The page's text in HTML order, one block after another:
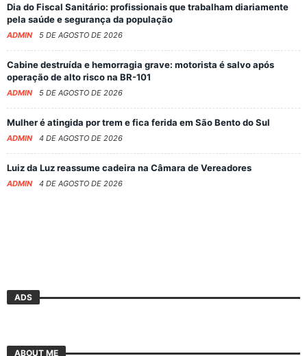
Dia do Fiscal Sanitário: profissionais que trabalham diariamente
pela saúde e segurança da população
ADMIN 5 DE AGOSTO DE 2026
Cabine destruída e hemorragia grave: motorista é salvo após
operação de alto risco na BR-101
ADMIN 5 DE AGOSTO DE 2026
Mulher é atingida por trem e fica ferida em São Bento do Sul
ADMIN 4 DE AGOSTO DE 2026
Luiz da Luz reassume cadeira na Câmara de Vereadores
ADMIN 4 DE AGOSTO DE 2026
ADS
ABOUT ME